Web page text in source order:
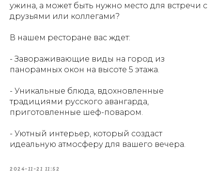
ужина, а может быть нужно место для встречи с
друзьями или коллегами?
В нашем ресторане вас ждет:
- Завораживающие виды на город из
панорамных окон на высоте 5 этажа.
- Уникальные блюда, вдохновленные
традициями русского авангарда,
приготовленные шеф-поваром.
- Уютный интерьер, который создаст
идеальную атмосферу для вашего вечера.
2024-11-21 11:52